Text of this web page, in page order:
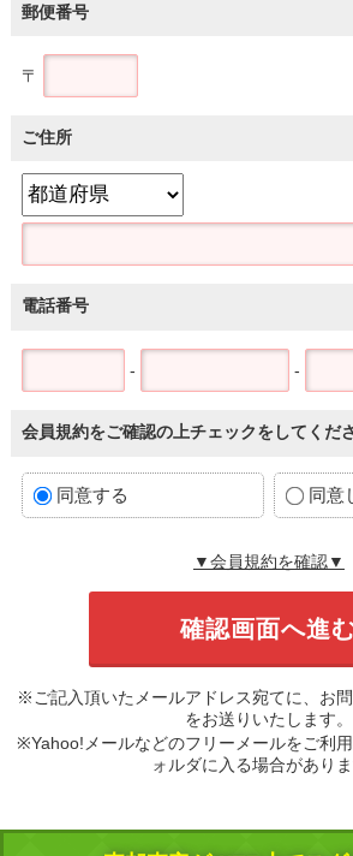
郵便番号
〒
ご住所
電話番号
- -
会員規約をご確認の上チェックをしてくだ
同意する 同意
▼会員規約を確認▼
※ご記入頂いたメールアドレス宛てに、お
をお送りいたします。
※Yahoo!メールなどのフリーメールをご利
ォルダに入る場合がありま